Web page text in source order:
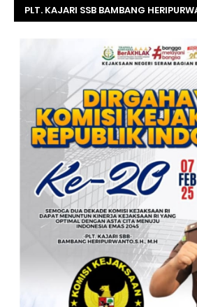
PLT. KAJARI SSB BAMBANG
KEJAKSAAN RI KE- 20 TAHUN.